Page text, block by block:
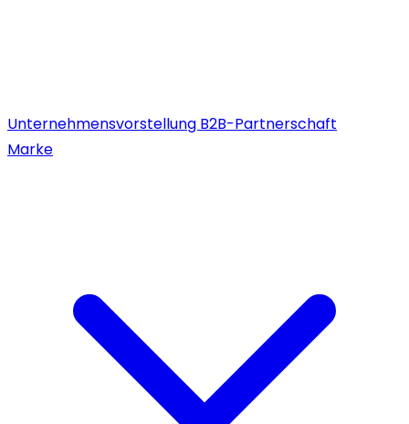
Unternehmensvorstellung B2B-Partnerschaft
Marke